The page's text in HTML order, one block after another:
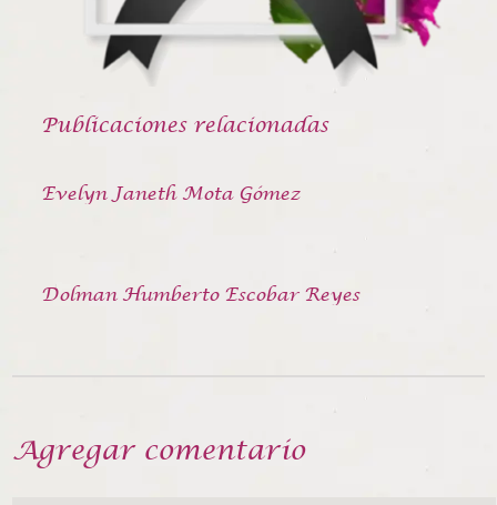
Publicaciones relacionadas
Evelyn Janeth Mota Gómez
Dolman Humberto Escobar Reyes
Agregar comentario